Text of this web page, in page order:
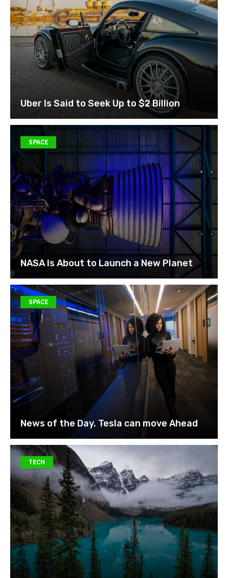
Uber Is Said to Seek Up to $2 Billion
SPACE
NASA Is About to Launch a New Planet
SPACE
News of the Day. Tesla can move Ahead
TECH